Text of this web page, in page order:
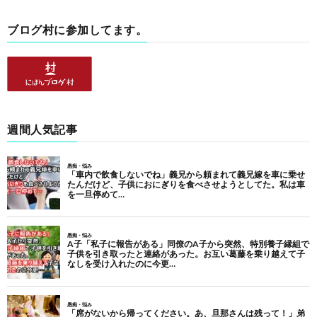
ブログ村に参加してます。
週間人気記事